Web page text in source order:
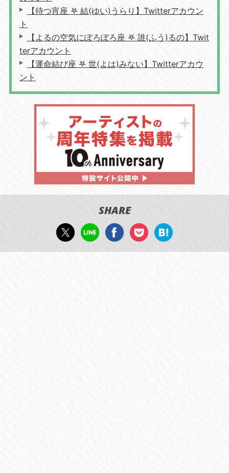
【待つ宵座 𖤐 結(ゆい)うらり】Twitterアカウン
ト
【よるの空気にぽろぽろ座 𖤐 誰(ふう)るの】Twit
terアカウント
【運命結び座 𖤐 世(よは)みない】Twitterアカウ
ント
SHARE